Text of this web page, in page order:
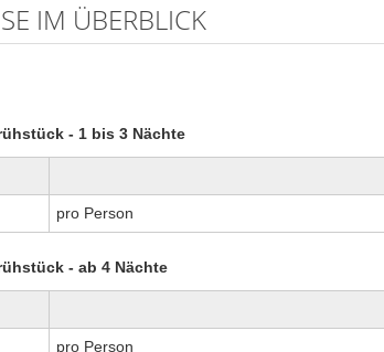
IM ÜBERBLICK
- 1 bis 3 Nächte
pro Person
- ab 4 Nächte
pro Person